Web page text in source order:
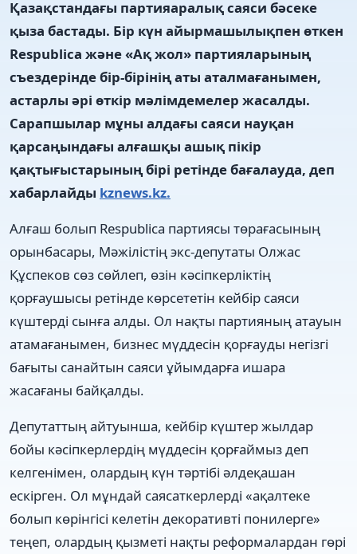
Қазақстандағы партияаралық саяси бәсеке
қыза бастады. Бір күн айырмашылықпен өткен
Respublica және «Ақ жол» партияларының
съездерінде бір-бірінің аты аталмағанымен,
астарлы әрі өткір мәлімдемелер жасалды.
Сарапшылар мұны алдағы саяси науқан
қарсаңындағы алғашқы ашық пікір
қақтығыстарының бірі ретінде бағалауда, деп
хабарлайды kznews.kz.
Алғаш болып Respublica партиясы төрағасының
орынбасары, Мәжілістің экс-депутаты Олжас
Құспеков сөз сөйлеп, өзін кәсіпкерліктің
қорғаушысы ретінде көрсететін кейбір саяси
күштерді сынға алды. Ол нақты партияның атауын
атамағанымен, бизнес мүддесін қорғауды негізгі
бағыты санайтын саяси ұйымдарға ишара
жасағаны байқалды.
Депутаттың айтуынша, кейбір күштер жылдар
бойы кәсіпкерлердің мүддесін қорғаймыз деп
келгенімен, олардың күн тәртібі әлдеқашан
ескірген. Ол мұндай саясаткерлерді «ақалтеке
болып көрінгісі келетін декоративті понилерге»
теңеп, олардың қызметі нақты реформалардан гөрі